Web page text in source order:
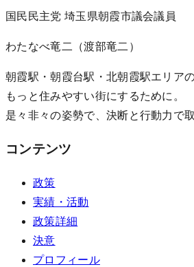
国民民主党 埼玉県朝霞市議会議員
わたなべ竜二 （渡部竜二）
朝霞駅・朝霞台駅・北朝霞駅エリア
もっと住みやすい街にするために。
是々非々の姿勢で、決断と行動力で
コンテンツ
政策
実績・活動
政策詳細
決意
プロフィール